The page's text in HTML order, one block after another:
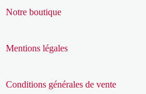
Notre boutique
Mentions légales
Conditions générales de vente